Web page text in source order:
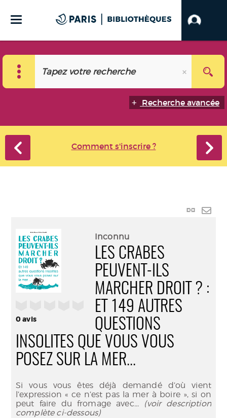
Recherche avancée
Comment s'inscrire ?
Lien
0avis
Inconnu
LES CRABES
PEUVENT-ILS
MARCHER DROIT ? :
ET 149 AUTRES
QUESTIONS
INSOLITES QUE VOUS VOUS
POSEZ SUR LA MER...
Si vous vous êtes déjà demandé d’où vient
l’expression « ce n’est pas la mer à boire », si on
peut faire du fromage avec... (voir description
complète ci-dessous)